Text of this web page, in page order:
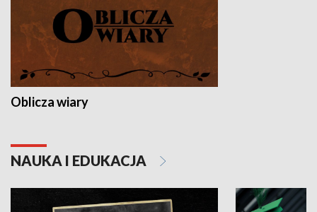
Oblicza wiary
NAUKA I EDUKACJA